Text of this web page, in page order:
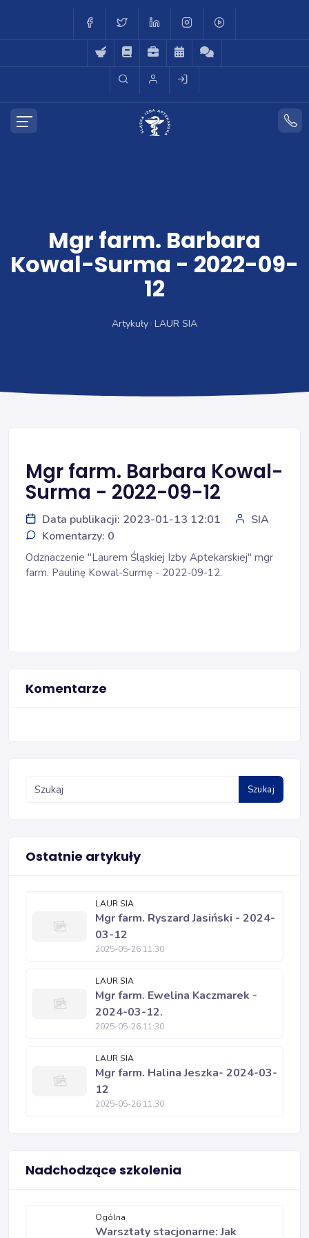
Mgr farm. Barbara
Kowal-Surma - 2022-09-
12
Artykuły LAUR SIA
Mgr farm. Barbara Kowal-
Surma - 2022-09-12
Data publikacji: 2023-01-13 12:01
SIA
Komentarzy: 0
Odznaczenie "Laurem Śląskiej Izby Aptekarskiej" mgr
farm. Paulinę Kowal-Surmę - 2022-09-12.
Komentarze
Szukaj
Ostatnie artykuły
LAUR SIA
Mgr farm. Ryszard Jasiński - 2024-
03-12
2025-05-26 11:30
LAUR SIA
Mgr farm. Ewelina Kaczmarek -
2024-03-12.
2025-05-26 11:30
LAUR SIA
Mgr farm. Halina Jeszka- 2024-03-
12
2025-05-26 11:30
Nadchodzące szkolenia
Ogólna
Warsztaty stacjonarne: Jak